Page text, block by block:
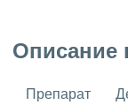
Описание
Препарат